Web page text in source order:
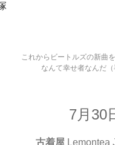
これからビートルズの新曲
なんて幸せ者なんだ
7月30
古着屋 Lemontea